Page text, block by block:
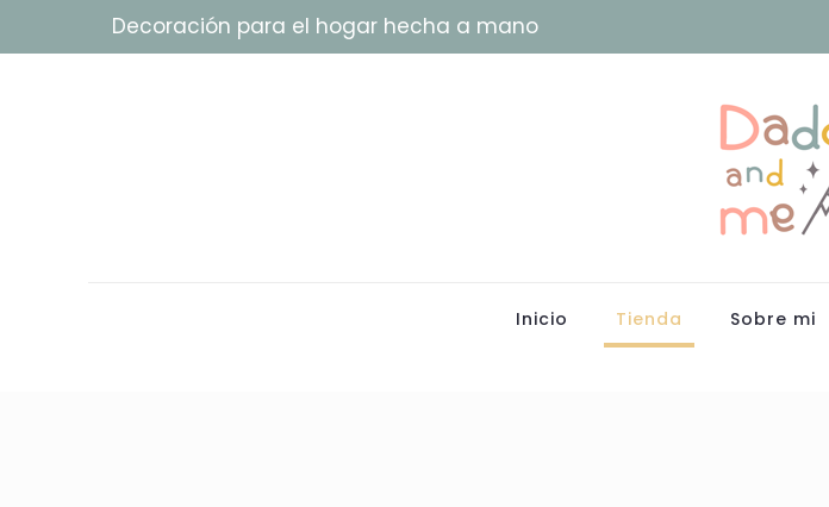
Decoración para el hogar hecha a mano
Inicio Tienda Sobre mi